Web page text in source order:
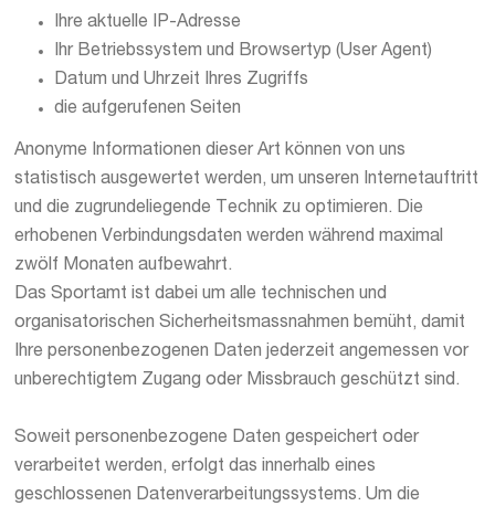
Ihre aktuelle IP-Adresse
Ihr Betriebssystem und Browsertyp (User Agent)
Datum und Uhrzeit Ihres Zugriffs
die aufgerufenen Seiten
Anonyme Informationen dieser Art können von uns
statistisch ausgewertet werden, um unseren Internetauftritt
und die zugrundeliegende Technik zu optimieren. Die
erhobenen Verbindungsdaten werden während maximal
zwölf Monaten aufbewahrt.
Das Sportamt ist dabei um alle technischen und
organisatorischen Sicherheitsmassnahmen bemüht, damit
Ihre personenbezogenen Daten jederzeit angemessen vor
unberechtigtem Zugang oder Missbrauch geschützt sind.
Soweit personenbezogene Daten gespeichert oder
verarbeitet werden, erfolgt das innerhalb eines
geschlossenen Datenverarbeitungssystems. Um die